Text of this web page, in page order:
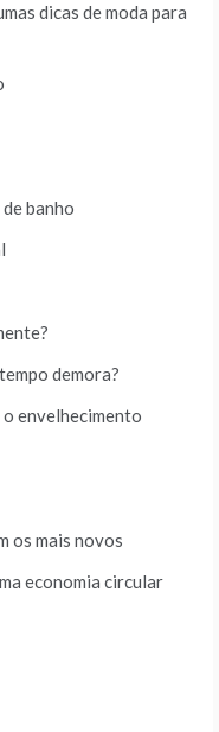
dicas de moda para
banho
demora?
envelhecimento
os mais novos
economia circular